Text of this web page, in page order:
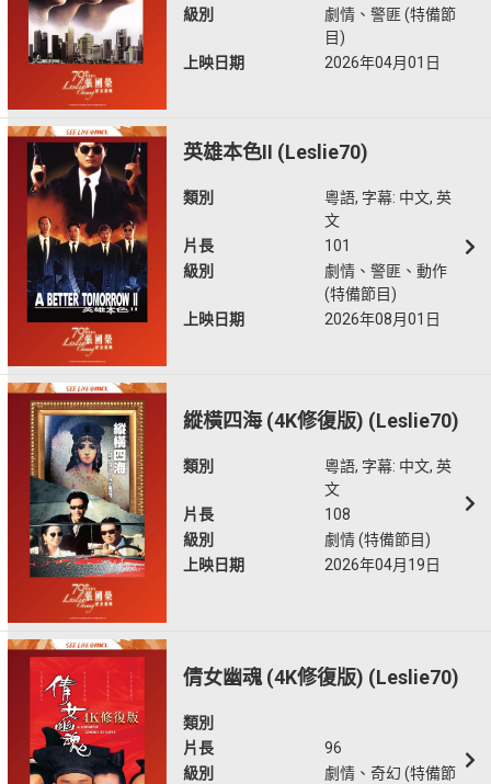
級別
劇情、警匪 (特備節
目)
上映日期
2026年04月01日
英雄本色II (Leslie70)
類別
粵語, 字幕: 中文, 英
文
片長
101
級別
劇情、警匪、動作
(特備節目)
上映日期
2026年08月01日
縱橫四海 (4K修復版) (Leslie70)
類別
粵語, 字幕: 中文, 英
文
片長
108
級別
劇情 (特備節目)
上映日期
2026年04月19日
倩女幽魂 (4K修復版) (Leslie70)
類別
片長
96
級別
劇情、奇幻 (特備節